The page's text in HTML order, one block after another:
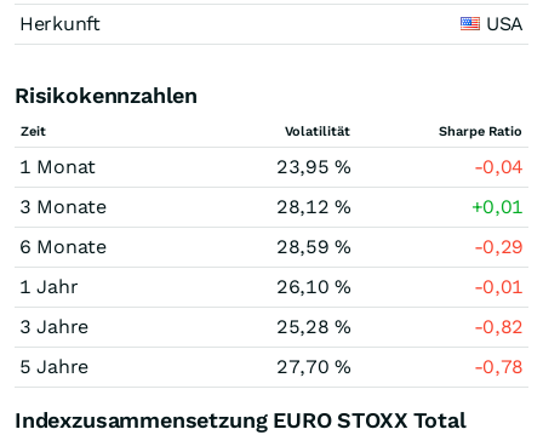
Herkunft USA
Risikokennzahlen
Zeit Volatilität Sharpe Ratio
1 Monat 23,95 %
-0,04
3 Monate
28,12 %
+0,01
6 Monate
28,59 %
-0,29
1 Jahr
26,10 %
-0,01
3 Jahre
25,28 %
-0,82
5 Jahre
27,70 % -0,78
Indexzusammensetzung EURO STOXX Total